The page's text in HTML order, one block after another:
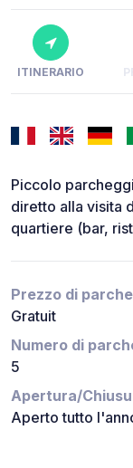
ITINERARIO
Piccolo
diretto alla visita
quartiere (bar,
Prezzo di
Gratuit
Numero di
5
Apertura/
Aperto tutto